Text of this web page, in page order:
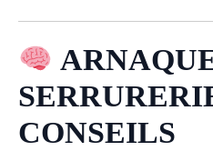
CONSEILS